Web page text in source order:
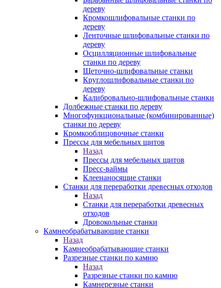
дереву
Кромкошлифовальные станки по
дереву
Ленточные шлифовальные станки по
дереву
Осцилляционные шлифовальные
станки по дереву
Щеточно-шлифовальные станки
Круглошлифовальные станки по
дереву
Калибровально-шлифовальные станки
Долбежные станки по дереву
Многофункциональные (комбинированные)
станки по дереву
Кромкооблицовочные станки
Прессы для мебельных щитов
Назад
Прессы для мебельных щитов
Пресс-ваймы
Клеенаносящие станки
Станки для переработки древесных отходов
Назад
Станки для переработки древесных
отходов
Дровокольные станки
Камнеобрабатывающие станки
Назад
Камнеобрабатывающие станки
Разрезные станки по камню
Назад
Разрезные станки по камню
Камнерезные станки